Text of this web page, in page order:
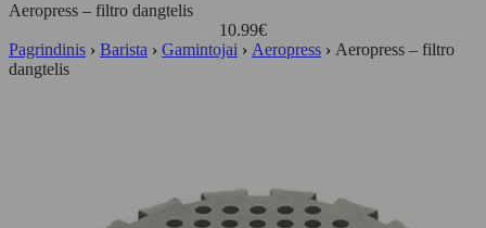
Aeropress – filtro dangtelis
10.99€
Pagrindinis › Barista › Gamintojai › Aeropress › Aeropress – filtro
dangtelis